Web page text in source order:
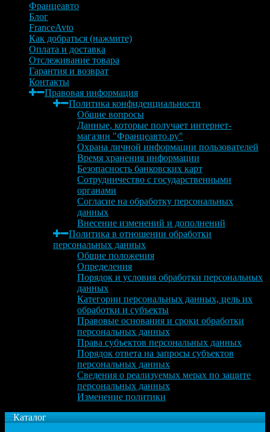
Францеавто
Блог
FranceAvto
Как добраться (нажмите)
Оплата и доставка
Отслеживание товара
Гарантия и возврат
Контакты
Правовая информация
Политика конфиденциальности
Общие вопросы
Данные, которые получает интернет-
магазин "Францеавто.ру"
Охрана личной информации пользователей
Время хранения информации
Безопасность банковских карт
Сотрудничество с государственными
органами
Согласие на обработку персональных
данных
Внесение изменений и дополнений
Политика в отношении обработки
персональных данных
Общие положения
Определения
Порядок и условия обработки персональных
данных
Категории персональных данных, цель их
обработки и субъекты
Правовые основания и сроки обработки
персональных данных
Права субъектов персональных данных
Порядок ответа на запросы субъектов
персональных данных
Сведения о реализуемых мерах по защите
персональных данных
Изменение политики
Каталог